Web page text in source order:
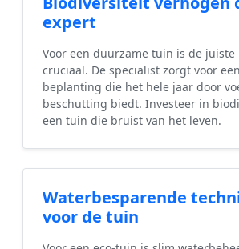
expert
Voor een duurzame tuin is de juiste
cruciaal. De specialist zorgt voor
beplanting die het hele jaar door
beschutting biedt. Investeer in
een tuin die bruist van het leven.
Waterbesparende
voor de tuin